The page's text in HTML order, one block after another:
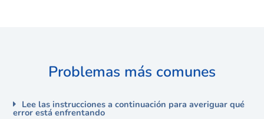
Problemas más comunes
Lee las instrucciones a continuación para averiguar qué
error está enfrentando